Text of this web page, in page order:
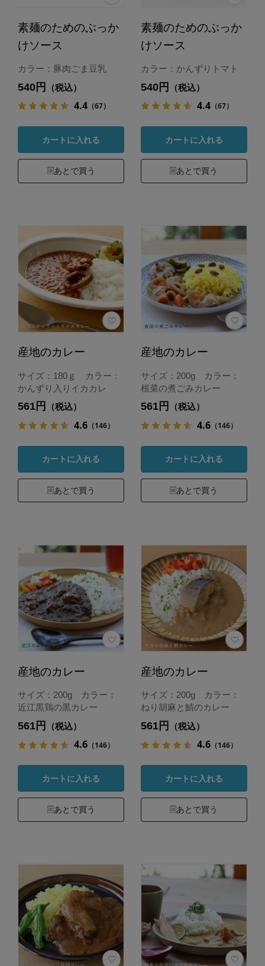
素麺のためのぶっか
けソース
カラー：豚肉ごま豆乳
540円 （税込）
4.4（67）
カートに入れる
あとで買う
素麺のためのぶっか
けソース
カラー：かんずりトマト
540円 （税込）
4.4（67）
カートに入れる
あとで買う
産地のカレー
サイズ：180ｇ カラー：
かんずり入りイカカレ
561円 （税込）
4.6（146）
カートに入れる
あとで買う
産地のカレー
サイズ：200g カラー：
根菜の煮ごみカレー
561円 （税込）
4.6（146）
カートに入れる
あとで買う
産地のカレー
サイズ：200g カラー：
近江黒鶏の黒カレー
561円 （税込）
4.6（146）
カートに入れる
あとで買う
産地のカレー
サイズ：200g カラー：
ねり胡麻と鯖のカレー
561円 （税込）
4.6（146）
カートに入れる
あとで買う